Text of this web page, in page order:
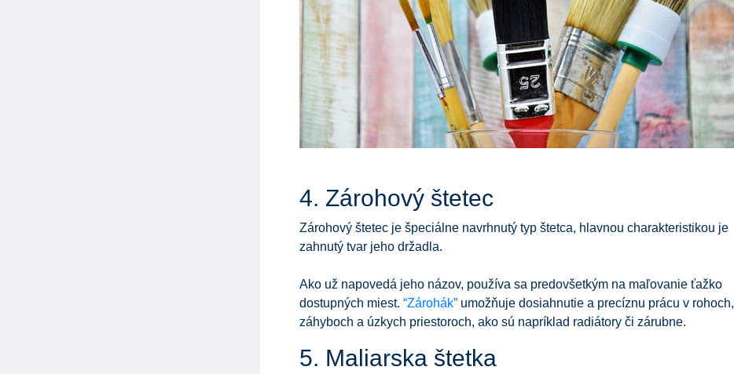
4. Zárohový štetec
Zárohový štetec je špeciálne navrhnutý typ štetca, hlavnou charakteristikou je
zahnutý tvar jeho držadla.
Ako už napovedá jeho názov, používa sa predovšetkým na maľovanie ťažko
dostupných miest. “Zárohák” umožňuje dosiahnutie a precíznu prácu v rohoch,
záhyboch a úzkych priestoroch, ako sú napríklad radiátory či zárubne.
5. Maliarska štetka